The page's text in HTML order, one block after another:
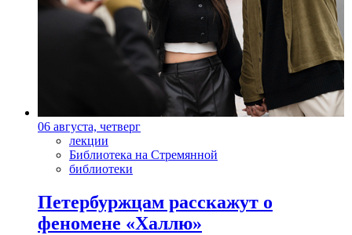
06 августа, четверг
лекции
Библиотека на Стремянной
библиотеки
Петербуржцам расскажут о
феномене «Халлю»